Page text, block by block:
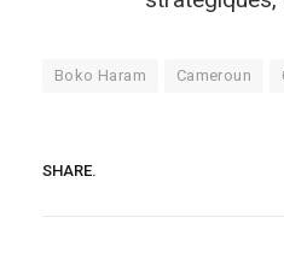
Boko Haram Cameroun
SHARE.